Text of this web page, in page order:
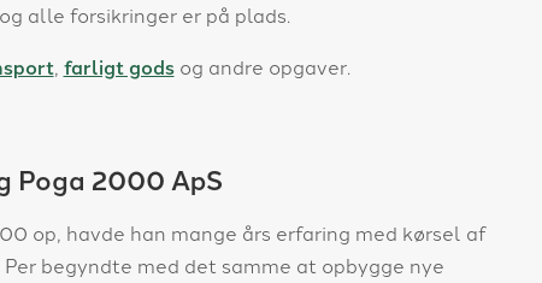
alle forsikringer er på plads.
, farligt godsog andre opgaver.
Poga 2000 ApS
op, havde han mange års erfaring med kørsel af
begyndte med det samme at opbygge nye